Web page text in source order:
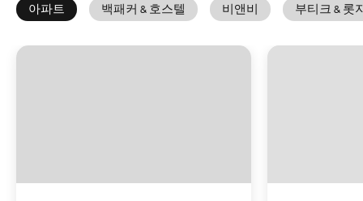
아파트 백패커 & 호스텔 비앤비 부티크 & 롯